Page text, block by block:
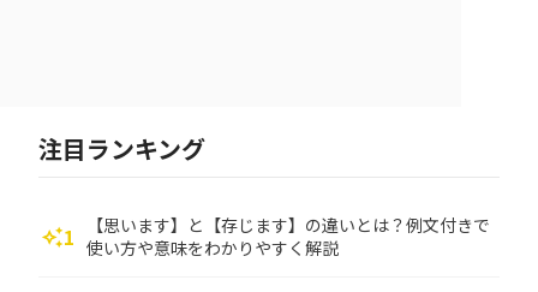
注目ランキング
auto_awesome1
【思います】と【存じます】の違いとは？例文付きで
使い方や意味をわかりやすく解説